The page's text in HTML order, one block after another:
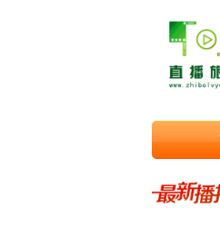
文旅融合，让更多